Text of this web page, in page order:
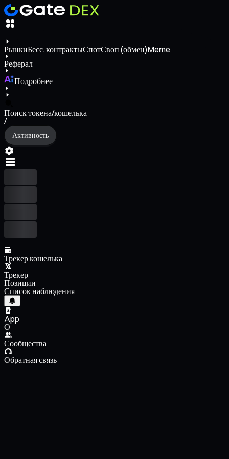
РынкиБесс. контрактыСпотСвоп (обмен)Meme
Реферал
Подробнее
Поиск токена/кошелька
/
Активность
Трекер кошелька
Трекер
Позиции
Список наблюдения
App
О
Сообщества
Обратная связь